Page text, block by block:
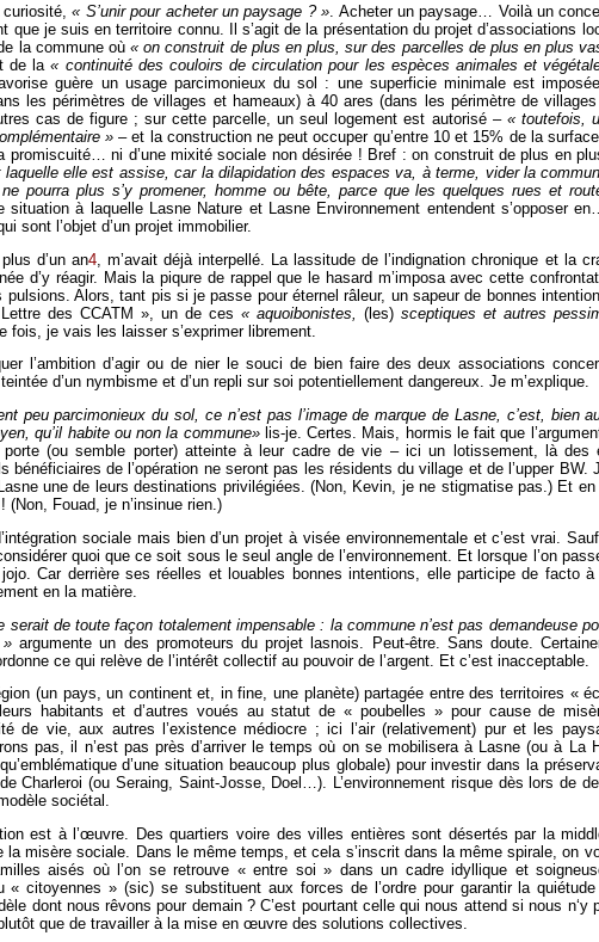
curiosité,« S’unir pour acheter un paysage ? » . Acheter un paysage… Voilà un
que je suis en territoire connu. Il s’agit de la présentation du projet d’associations
la commune où « on construit de plus en plus, sur des parcelles de plus en plus
de la« continuité des couloirs de circulation pour les espèces animales et
guère un usage parcimonieux du sol : une superficie minimale est
les périmètres de villages et hameaux) à 40 ares (dans les périmètre de
cas de figure ; sur cette parcelle, un seul logement est autorisé – « toutefois,
»– et la construction ne peut occuper qu’entre 10 et 15% de la
ni d’une mixité sociale non désirée ! Bref : on construit de plus en
elle est assise, car la dilapidation des espaces va, à terme, vider la
pourra plus s’y promener, homme ou bête, parce que les quelques rues et
situation à laquelle Lasne Nature et Lasne Environnement entendent s’opposer
sont l’objet d’un projet immobilier.
d’un an4, m’avait déjà interpellé. La lassitude de l’indignation chronique et la
d’y réagir. Mais la piqure de rappel que le hasard m’imposa avec cette
Alors, tant pis si je passe pour éternel râleur, un sapeur de bonnes
des CCATM », un de ces « aquoibonistes, (les) sceptiques et autres
fois, je vais les laisser s’exprimer librement.
l’ambition d’agir ou de nier le souci de bien faire des deux associations
d’un nymbisme et d’un repli sur soi potentiellement dangereux. Je m’explique.
peu parcimonieux du sol, ce n’est pas l’image de marque de Lasne, c’est, bien
qu’il habite ou non la commune»lis-je. Certes. Mais, hormis le fait que
(ou semble porter) atteinte à leur cadre de vie – ici un lotissement, là des
de l’opération ne seront pas les résidents du village et de l’upper BW.
une de leurs destinations privilégiées. (Non, Kevin, je ne stigmatise pas.) Et
Fouad, je n’insinue rien.)
sociale mais bien d’un projet à visée environnementale et c’est vrai.
quoi que ce soit sous le seul angle de l’environnement. Et lorsque l’on
Car derrière ses réelles et louables bonnes intentions, elle participe de facto
en la matière.
de toute façon totalement impensable : la commune n’est pas demandeuse
argumente un des promoteurs du projet lasnois. Peut-être. Sans doute.
ce qui relève de l’intérêt collectif au pouvoir de l’argent. Et c’est inacceptable.
(un pays, un continent et, in fine, une planète) partagée entre des territoires «
habitants et d’autres voués au statut de « poubelles » pour cause de
de vie, aux autres l’existence médiocre ; ici l’air (relativement) pur et les
pas, il n’est pas près d’arriver le temps où on se mobilisera à Lasne (ou à La
d’une situation beaucoup plus globale) pour investir dans la
Charleroi (ou Seraing, Saint-Josse, Doel…). L’environnement risque dès lors de
sociétal.
est à l’œuvre. Des quartiers voire des villes entières sont désertés par la
la misère sociale. Dans le même temps, et cela s’inscrit dans la même spirale, on
aisés où l’on se retrouve « entre soi » dans un cadre idyllique et
citoyennes » (sic) se substituent aux forces de l’ordre pour garantir la
dont nous rêvons pour demain ? C’est pourtant celle qui nous attend si nous n‘y
que de travailler à la mise en œuvre des solutions collectives.